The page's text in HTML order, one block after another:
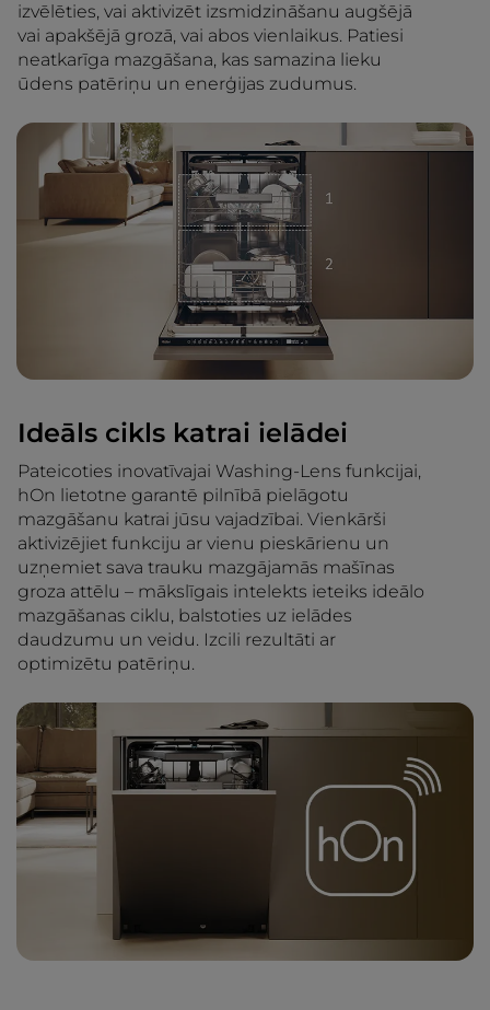
izvēlēties, vai aktivizēt izsmidzināšanu augšējā
vai apakšējā grozā, vai abos vienlaikus. Patiesi
neatkarīga mazgāšana, kas samazina lieku
ūdens patēriņu un enerģijas zudumus.
Ideāls cikls katrai ielādei
Pateicoties inovatīvajai Washing-Lens funkcijai,
hOn lietotne garantē pilnībā pielāgotu
mazgāšanu katrai jūsu vajadzībai. Vienkārši
aktivizējiet funkciju ar vienu pieskārienu un
uzņemiet sava trauku mazgājamās mašīnas
groza attēlu – mākslīgais intelekts ieteiks ideālo
mazgāšanas ciklu, balstoties uz ielādes
daudzumu un veidu. Izcili rezultāti ar
optimizētu patēriņu.